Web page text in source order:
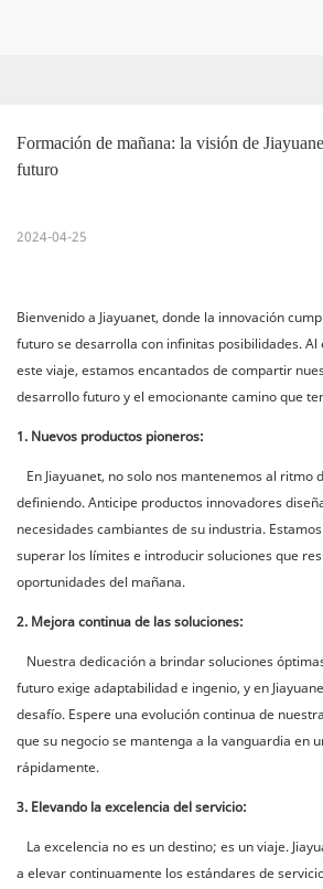
Formación de mañana: la visión de
futuro
2024-04-25
Bienvenido a Jiayuanet, donde la innovación
futuro se desarrolla con infinitas posibilidades.
este viaje, estamos encantados de compartir
desarrollo futuro y el emocionante camino que
1. Nuevos productos pioneros:
En Jiayuanet, no solo nos mantenemos al ritmo
definiendo. Anticipe productos innovadores
necesidades cambiantes de su industria.
superar los límites e introducir soluciones que
oportunidades del mañana.
2. Mejora continua de las soluciones:
Nuestra dedicación a brindar soluciones
futuro exige adaptabilidad e ingenio, y en
desafío. Espere una evolución continua de
que su negocio se mantenga a la vanguardia en
rápidamente.
3. Elevando la excelencia del servicio:
La excelencia no es un destino; es un viaje.
a elevar continuamente los estándares de